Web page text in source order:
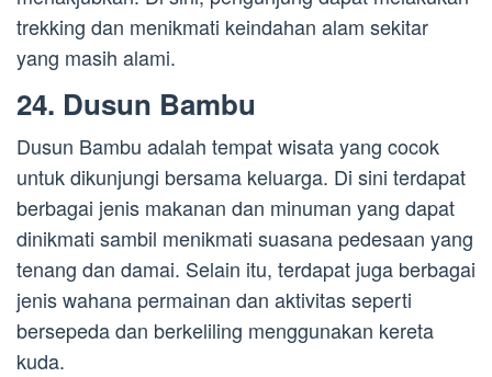
trekking dan menikmati keindahan alam sekitar
yang masih alami.
24. Dusun Bambu
Dusun Bambu adalah tempat wisata yang cocok
untuk dikunjungi bersama keluarga. Di sini terdapat
berbagai jenis makanan dan minuman yang dapat
dinikmati sambil menikmati suasana pedesaan yang
tenang dan damai. Selain itu, terdapat juga berbagai
jenis wahana permainan dan aktivitas seperti
bersepeda dan berkeliling menggunakan kereta
kuda.